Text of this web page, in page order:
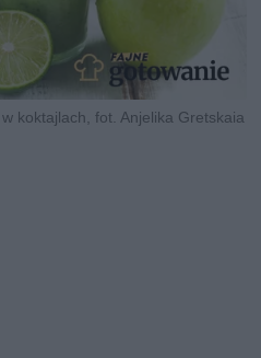
koktajlach, fot. Anjelika Gretskaia